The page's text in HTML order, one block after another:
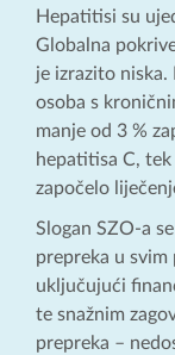
Hepatitisi su
Globalna
je izrazito niska.
osoba s
manje od 3 %
hepatitisa C,
započelo
Slogan SZO-a
prepreka u
uključujući
te snažnim
prepreka –